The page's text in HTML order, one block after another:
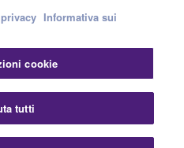
Informativa sulla privacy
sui cookieImpronta
Corporation.
Informativa sui
cookie
tutti